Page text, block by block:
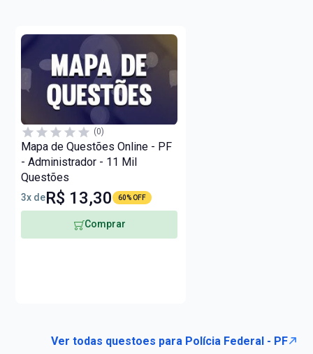
(0)
Mapa de Questões Online - PF
- Administrador - 11 Mil
Questões
3x deR$ 13,30 60% OFF
Comprar
Ver todas questoes para Polícia Federal - PF